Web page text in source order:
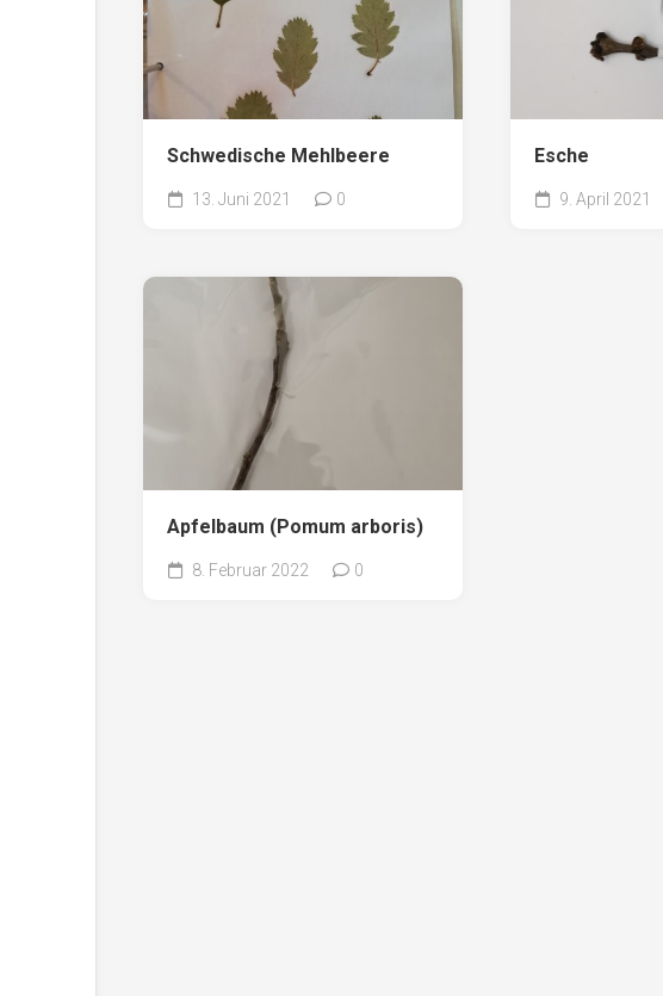
Schwedische Mehlbeere
13. Juni 2021 0
Esche
9. April 2021
Apfelbaum (Pomum arboris)
8. Februar 2022 0